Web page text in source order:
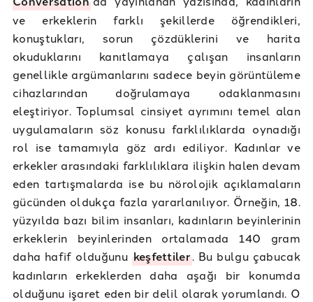
ve erkeklerin farklı şekillerde öğrendikleri,
konuştukları, sorun çözdüklerini ve harita
okuduklarını kanıtlamaya çalışan insanların
genellikle argümanlarını sadece beyin görüntüleme
cihazlarından doğrulamaya odaklanmasını
eleştiriyor. Toplumsal cinsiyet ayrımını temel alan
uygulamaların söz konusu farklılıklarda oynadığı
rol ise tamamıyla göz ardı ediliyor. Kadınlar ve
erkekler arasındaki farklılıklara ilişkin halen devam
eden tartışmalarda ise bu nörolojik açıklamaların
gücünden oldukça fazla yararlanılıyor. Örneğin, 18.
yüzyılda bazı bilim insanları, kadınların beyinlerinin
erkeklerin beyinlerinden ortalamada 140 gram
daha hafif olduğunu keşfettiler. Bu bulgu çabucak
kadınların erkeklerden daha aşağı bir konumda
olduğunu işaret eden bir delil olarak yorumlandı. O